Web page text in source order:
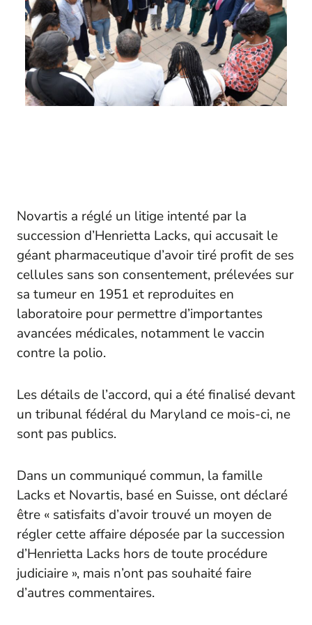
Novartis a réglé un litige intenté par la
succession d’Henrietta Lacks, qui accusait le
géant pharmaceutique d’avoir tiré profit de ses
cellules sans son consentement, prélevées sur
sa tumeur en 1951 et reproduites en
laboratoire pour permettre d’importantes
avancées médicales, notamment le vaccin
contre la polio.
Les détails de l’accord, qui a été finalisé devant
un tribunal fédéral du Maryland ce mois-ci, ne
sont pas publics.
Dans un communiqué commun, la famille
Lacks et Novartis, basé en Suisse, ont déclaré
être « satisfaits d’avoir trouvé un moyen de
régler cette affaire déposée par la succession
d’Henrietta Lacks hors de toute procédure
judiciaire », mais n’ont pas souhaité faire
d’autres commentaires.